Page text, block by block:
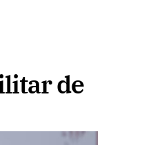
de